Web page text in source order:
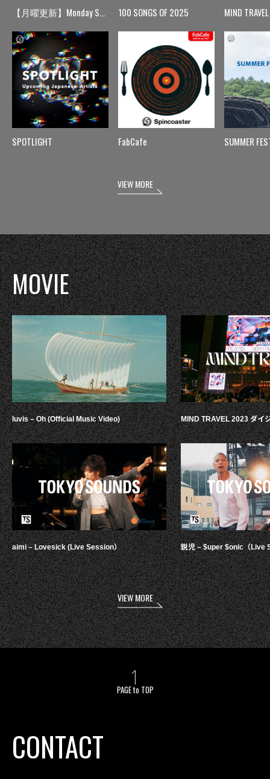
【月曜更新】Monday Spin
SPOTLIGHT
100 SONGS OF 2025
FabCafe
MIND TRAVEL
SUMMER
VIEW MORE
MOVIE
luvis – Oh (Official Music Video)
aimi – Lovesick (Live Session）
MIND TRAVEL 2023 ダイ
鋭児 – $uper $onic（Live
VIEW MORE
PAGE to TOP
CONTACT